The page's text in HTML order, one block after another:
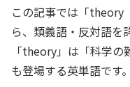
この記事では「theory
ら、類義語・反対語を
「theory」は「科学
も登場する英単語です。